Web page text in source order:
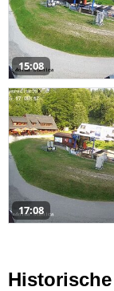
15:08
17:08